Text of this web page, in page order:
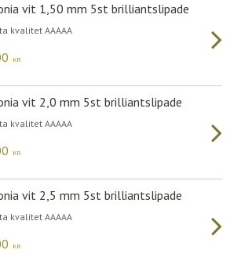
vit 1,50 mm 5st brilliantslipade
kvalitet AAAAA
KR
vit 2,0 mm 5st brilliantslipade
kvalitet AAAAA
KR
vit 2,5 mm 5st brilliantslipade
kvalitet AAAAA
KR